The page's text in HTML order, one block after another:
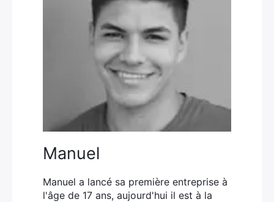
Manuel
Manuel a lancé sa première entreprise à
l'âge de 17 ans, aujourd'hui il est à la